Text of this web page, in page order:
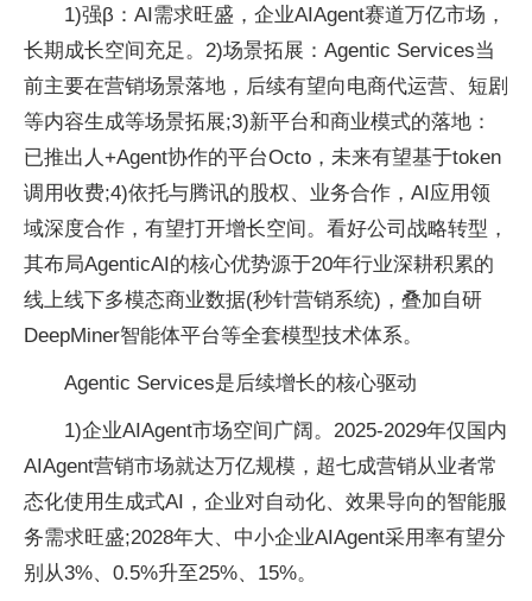
1)强β：AI需求旺盛，企业AIAgent赛道万亿市场，
长期成长空间充足。2)场景拓展：Agentic Services当
前主要在营销场景落地，后续有望向电商代运营、短剧
等内容生成等场景拓展;3)新平台和商业模式的落地：
已推出人+Agent协作的平台Octo，未来有望基于token
调用收费;4)依托与腾讯的股权、业务合作，AI应用领
域深度合作，有望打开增长空间。看好公司战略转型，
其布局AgenticAI的核心优势源于20年行业深耕积累的
线上线下多模态商业数据(秒针营销系统)，叠加自研
DeepMiner智能体平台等全套模型技术体系。
Agentic Services是后续增长的核心驱动
1)企业AIAgent市场空间广阔。2025-2029年仅国内
AIAgent营销市场就达万亿规模，超七成营销从业者常
态化使用生成式AI，企业对自动化、效果导向的智能服
务需求旺盛;2028年大、中小企业AIAgent采用率有望分
别从3%、0.5%升至25%、15%。